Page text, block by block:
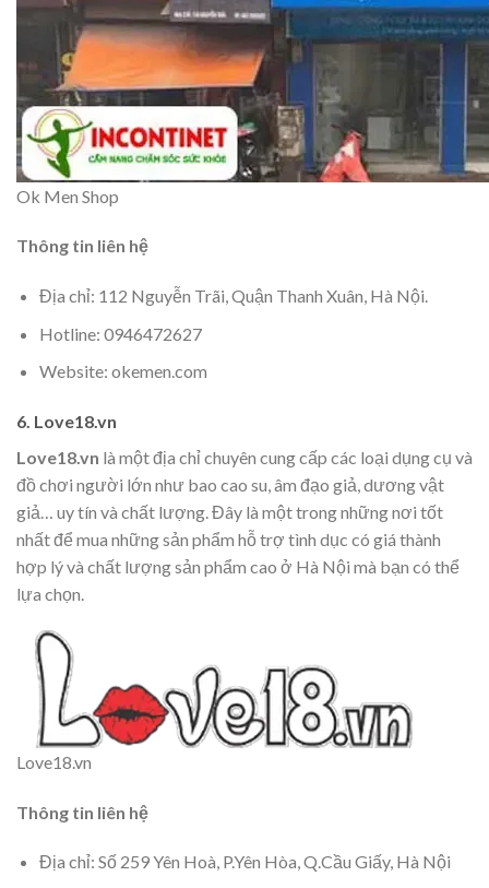
Ok Men Shop
Thông tin liên hệ
Địa chỉ: 112 Nguyễn Trãi, Quận Thanh Xuân, Hà Nội.
Hotline: 0946472627
Website: okemen.com
6. Love18.vn
Love18.vn là một địa chỉ chuyên cung cấp các loại dụng cụ và
đồ chơi người lớn như bao cao su, âm đạo giả, dương vật
giả… uy tín và chất lượng. Đây là một trong những nơi tốt
nhất để mua những sản phẩm hỗ trợ tình dục có giá thành
hợp lý và chất lượng sản phẩm cao ở Hà Nội mà bạn có thể
lựa chọn.
Love18.vn
Thông tin liên hệ
Địa chỉ: Số 259 Yên Hoà, P.Yên Hòa, Q.Cầu Giấy, Hà Nội